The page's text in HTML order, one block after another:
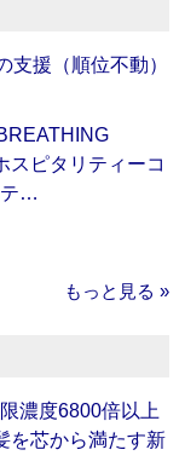
支援（順位不動）
スピタリティーコ
テ…
もっと見る »
濃度6800倍以上
を芯から満たす新